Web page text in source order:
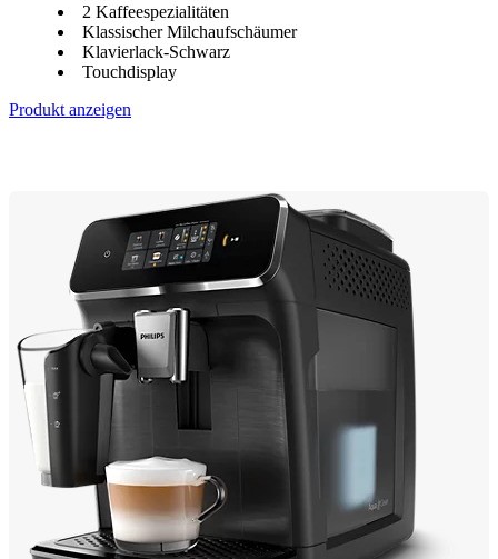
2 Kaffeespezialitäten
Klassischer Milchaufschäumer
Klavierlack-Schwarz
Touchdisplay
Produkt anzeigen